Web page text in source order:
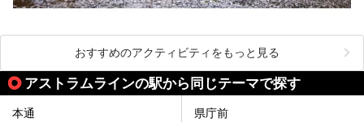
おすすめのアクティビティをもっと見る
アストラムラインの駅から同じテーマで探す
本通 県庁前